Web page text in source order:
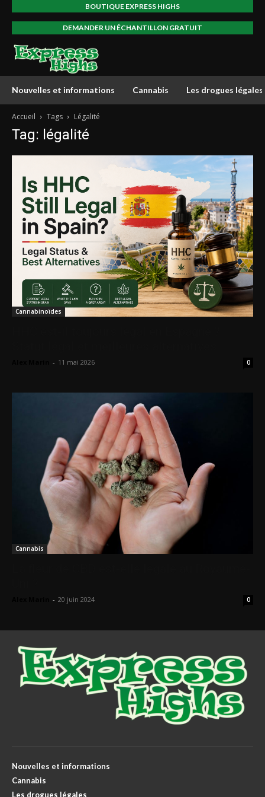
BOUTIQUE EXPRESS HIGHS
DEMANDER UN ÉCHANTILLON GRATUIT
Nouvelles et informations Cannabis Les drogues légales
Accueil Tags Légalité
Tag: légalité
Cannabinoïdes
- 11 mai 2026 0
Cannabis
- 20 juin 2024 0
Nouvelles et informations
Cannabis
Les drogues légales